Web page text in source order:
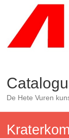
inhoud
De Hete Vuren
Kraterkom